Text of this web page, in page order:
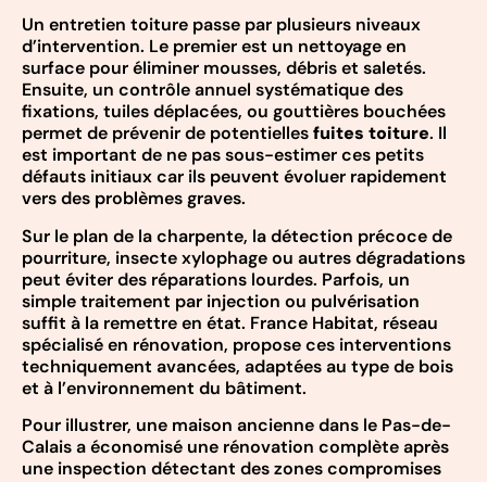
Un entretien toiture passe par plusieurs niveaux
d’intervention. Le premier est un nettoyage en
surface pour éliminer mousses, débris et saletés.
Ensuite, un contrôle annuel systématique des
fixations, tuiles déplacées, ou gouttières bouchées
permet de prévenir de potentiellesfuites toiture. Il
est important de ne pas sous-estimer ces petits
défauts initiaux car ils peuvent évoluer rapidement
vers des problèmes graves.
Sur le plan de la charpente, la détection précoce de
pourriture, insecte xylophage ou autres dégradations
peut éviter des réparations lourdes. Parfois, un
simple traitement par injection ou pulvérisation
suffit à la remettre en état. France Habitat, réseau
spécialisé en rénovation, propose ces interventions
techniquement avancées, adaptées au type de bois
et à l’environnement du bâtiment.
Pour illustrer, une maison ancienne dans le Pas-de-
Calais a économisé une rénovation complète après
une inspection détectant des zones compromises